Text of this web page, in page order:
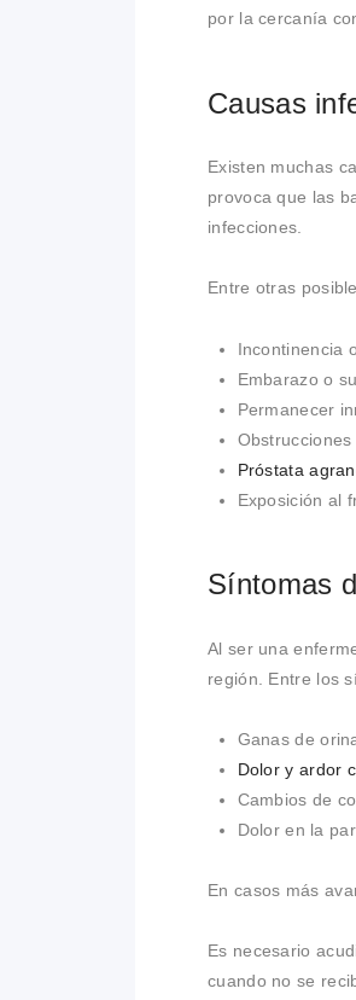
por la cercanía
Causas
Existen muchas
provoca que las
infecciones.
Entre otras
Incontinencia
Embarazo o
Permanecer
Próstata
Exposición al
Síntomas
Al ser una
región. Entre los
Ganas de
Dolor y ardor
Cambios de
Dolor en la
En casos más
Es necesario
cuando no se